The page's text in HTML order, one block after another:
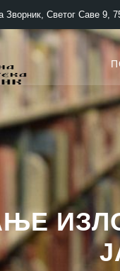
Зворник, Светог Саве 9,